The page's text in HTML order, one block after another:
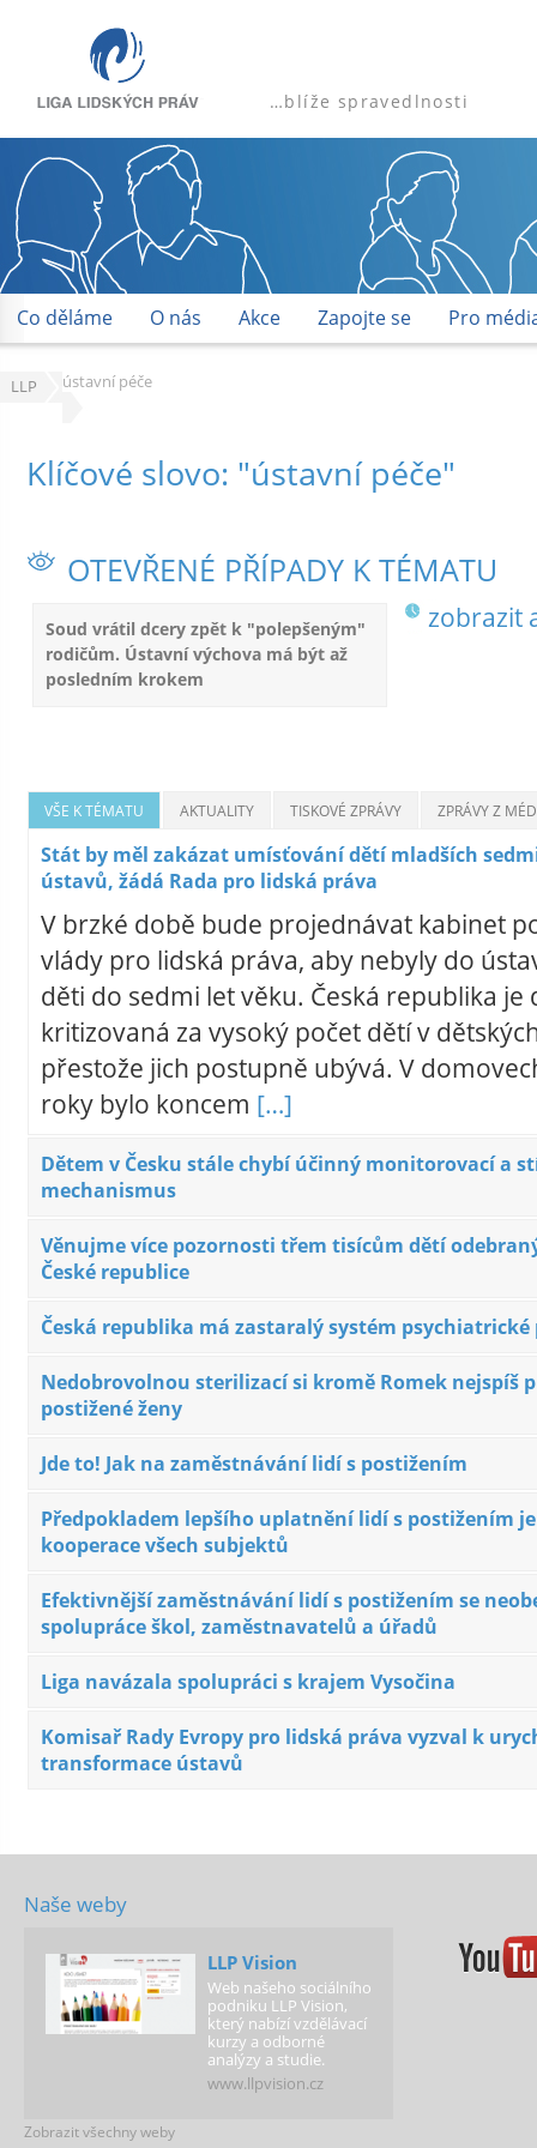
…blíže spravedlnosti
Co děláme O nás Akce Zapojte se Pro
LLP ústavní péče
Klíčové slovo: "ústavní péče"
OTEVŘENÉ PŘÍPADY K TÉMATU
Soud vrátil dcery zpět k "polepšeným"
rodičům. Ústavní výchova má být až
posledním krokem
zobrazit
VŠE K TÉMATU AKTUALITY TISKOVÉ ZPRÁVY ZPRÁVY Z
Stát by měl zakázat umísťování dětí mladších
ústavů, žádá Rada pro lidská práva
V brzké době bude projednávat kabinet
vlády pro lidská práva, aby nebyly do
děti do sedmi let věku. Česká republika
kritizovaná za vysoký počet dětí v
přestože jich postupně ubývá. V
roky bylo koncem […]
Dětem v Česku stále chybí účinný monitorovací a
mechanismus
Věnujme více pozornosti třem tisícům dětí
České republice
Česká republika má zastaralý systém psychiatrické
Nedobrovolnou sterilizací si kromě Romek nejspíš
postižené ženy
Jde to! Jak na zaměstnávání lidí s postižením
Předpokladem lepšího uplatnění lidí s postižením je
kooperace všech subjektů
Efektivnější zaměstnávání lidí s postižením se
spolupráce škol, zaměstnavatelů a úřadů
Liga navázala spolupráci s krajem Vysočina
Komisař Rady Evropy pro lidská práva vyzval k
transformace ústavů
Naše weby
LLP Vision
Web našeho sociálního
podniku LLP Vision,
který nabízí vzdělávací
kurzy a odborné
analýzy a studie.
www.llpvision.cz
Zobrazit všechny weby